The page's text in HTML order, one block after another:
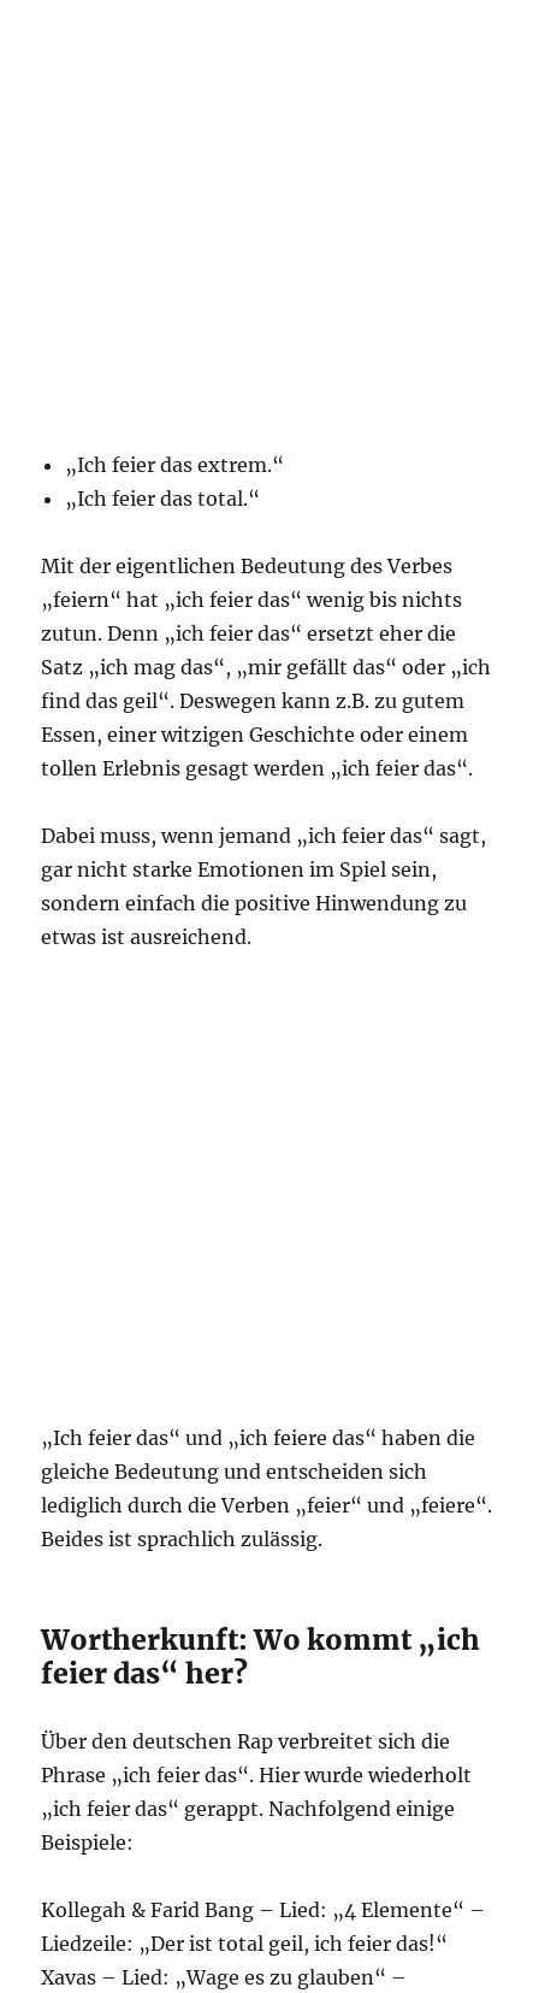
„Ich feier das extrem.“
„Ich feier das total.“
Mit der eigentlichen Bedeutung des Verbes
„feiern“ hat „ich feier das“ wenig bis nichts
zutun. Denn „ich feier das“ ersetzt eher die
Satz „ich mag das“, „mir gefällt das“ oder „ich
find das geil“. Deswegen kann z.B. zu gutem
Essen, einer witzigen Geschichte oder einem
tollen Erlebnis gesagt werden „ich feier das“.
Dabei muss, wenn jemand „ich feier das“ sagt,
gar nicht starke Emotionen im Spiel sein,
sondern einfach die positive Hinwendung zu
etwas ist ausreichend.
„Ich feier das“ und „ich feiere das“ haben die
gleiche Bedeutung und entscheiden sich
lediglich durch die Verben „feier“ und „feiere“.
Beides ist sprachlich zulässig.
Wortherkunft: Wo kommt „ich
feier das“ her?
Über den deutschen Rap verbreitet sich die
Phrase „ich feier das“. Hier wurde wiederholt
„ich feier das“ gerappt. Nachfolgend einige
Beispiele:
Kollegah & Farid Bang – Lied: „4 Elemente“ –
Liedzeile: „Der ist total geil, ich feier das!“
Xavas – Lied: „Wage es zu glauben“ –